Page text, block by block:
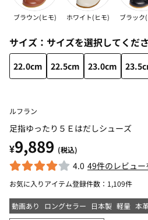
ブラウン(ヒモ) ホワイト(ヒモ) ブラック
サイズ： サイズを選択してくだ
22.0cm 22.5cm 23.0cm
ルフラン
足指ゆったり５Ｅはだしシューズ
¥9,889 (税込)
4.0 49件のレビュー
お気に入りアイテム登録件数： 1,109件
動画あり ロングセラー 日本製 軽量 本